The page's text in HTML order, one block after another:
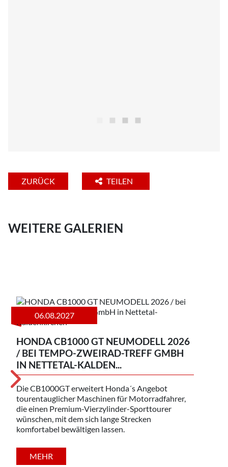
ZURÜCK TEILEN
WEITERE GALERIEN
06.08.2027
HONDA CB1000 GT NEUMODELL 2026
/ BEI TEMPO-ZWEIRAD-TREFF GMBH
IN NETTETAL-KALDEN...
Die CB1000GT erweitert Honda´s Angebot
tourentauglicher Maschinen für Motorradfahrer,
die einen Premium-Vierzylinder-Sporttourer
wünschen, mit dem sich lange Strecken
komfortabel bewältigen lassen.
MEHR